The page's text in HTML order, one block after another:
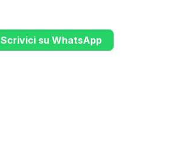
Scrivici su WhatsApp